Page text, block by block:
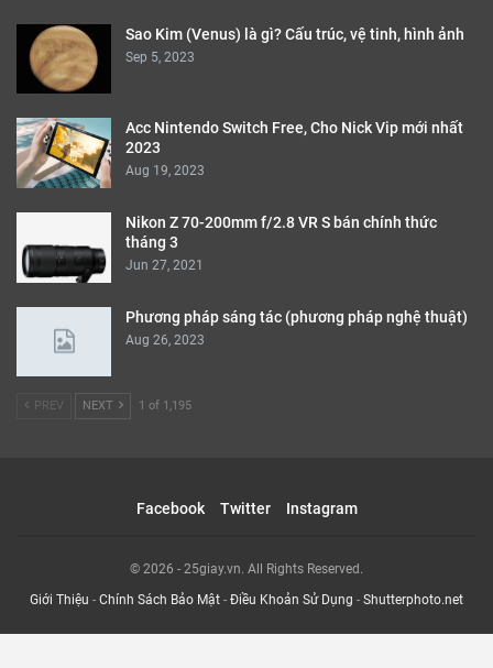
Sao Kim (Venus) là gì? Cấu trúc, vệ tinh, hình ảnh
Sep 5, 2023
Acc Nintendo Switch Free, Cho Nick Vip mới nhất
2023
Aug 19, 2023
Nikon Z 70-200mm f/2.8 VR S bán chính thức
tháng 3
Jun 27, 2021
Phương pháp sáng tác (phương pháp nghệ thuật)
Aug 26, 2023
PREV NEXT 1 of 1,195
Facebook Twitter Instagram
© 2026 - 25giay.vn. All Rights Reserved.
Giới Thiệu - Chính Sách Bảo Mật - Điều Khoản Sử Dụng - Shutterphoto.net